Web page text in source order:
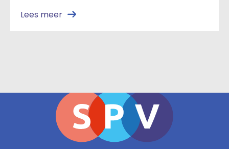
Lees meer